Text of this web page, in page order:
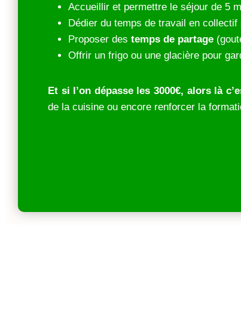
Accueillir et permettre le séjour de 5
Dédier du temps de travail en collectif
Proposer des temps de partage
Offrir un frigo ou une glacière pour
Et si l’on dépasse les 3000€, alors là
de la cuisine ou encore renforcer la